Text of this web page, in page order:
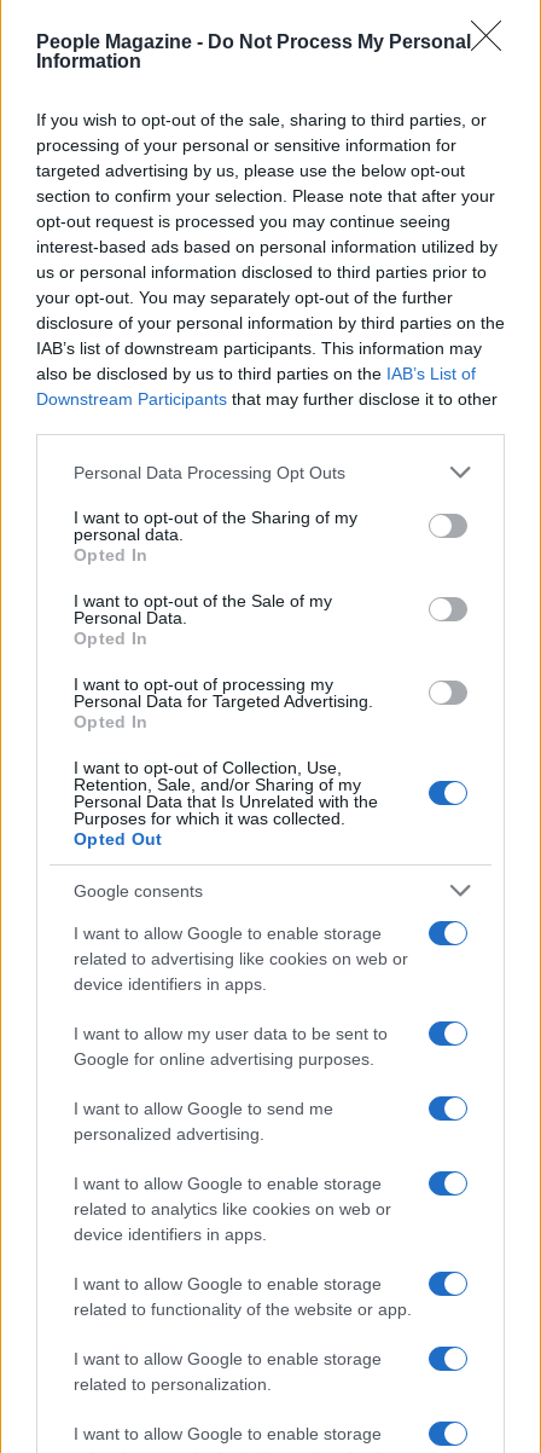
People Magazine - Do Not Process My Personal
Information
If you wish to opt-out of the sale, sharing to third parties, or
processing of your personal or sensitive information for
targeted advertising by us, please use the below opt-out
section to confirm your selection. Please note that after your
opt-out request is processed you may continue seeing
interest-based ads based on personal information utilized by
us or personal information disclosed to third parties prior to
your opt-out. You may separately opt-out of the further
disclosure of your personal information by third parties on the
IAB’s list of downstream participants. This information may
also be disclosed by us to third parties on the IAB’s List of
Downstream Participants that may further disclose it to other
Please note that this website/app uses one or more Google
not limited to your visit or usage behaviour. You may click to
grant or deny consent to Google and its third-party tags to
use your data for below specified purposes in below Google
consent section.
Personal Data Processing Opt Outs
I want to opt-out of the Sharing of my
personal data.
Opted In
I want to opt-out of the Sale of my
Personal Data.
Opted In
I want to opt-out of processing my
Personal Data for Targeted Advertising.
Opted In
I want to opt-out of Collection, Use,
Retention, Sale, and/or Sharing of my
Personal Data that Is Unrelated with the
Purposes for which it was collected.
Opted Out
Google consents
I want to allow Google to enable storage
related to advertising like cookies on web or
device identifiers in apps.
I want to allow my user data to be sent to
Google for online advertising purposes.
I want to allow Google to send me
personalized advertising.
I want to allow Google to enable storage
related to analytics like cookies on web or
device identifiers in apps.
I want to allow Google to enable storage
related to functionality of the website or app.
I want to allow Google to enable storage
related to personalization.
I want to allow Google to enable storage
storia commovente culmina in un tragico epilogo,
rendendo il film un potente tributo alla loro
Queste sono solo alcune delle emozionanti uscite
di febbraio 2024. Preparatevi a vivere un mese
ricco di storie indimenticabili, in grado di farvi
ridere, piangere e riflettere. Non dimenticate di
segnare in agenda le date di uscita dei film che più
vi interessano!
TELEVISIONE